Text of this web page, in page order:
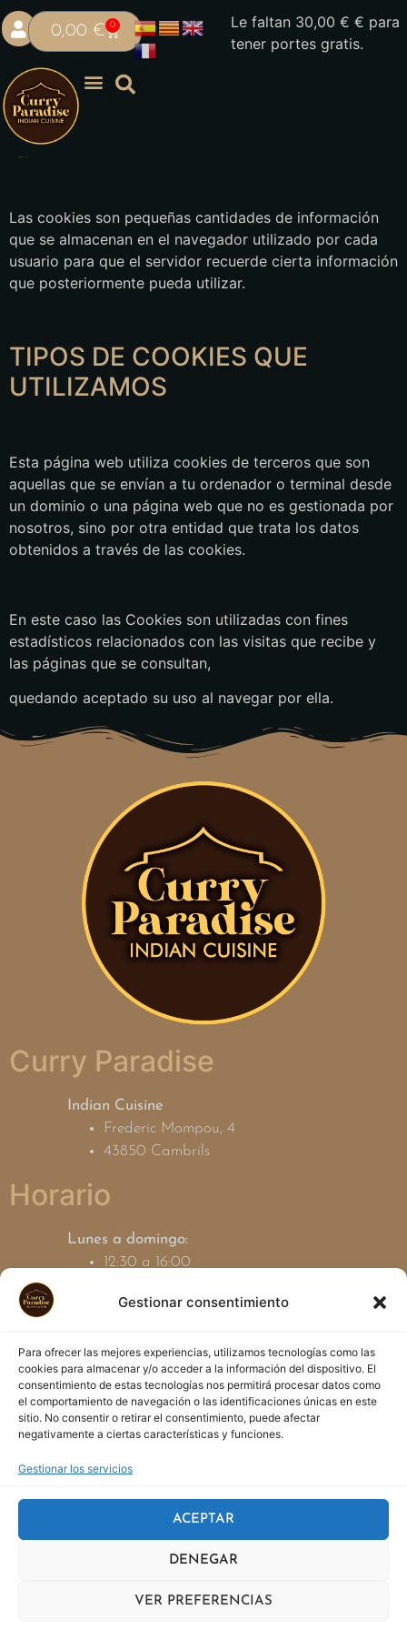
Gestionar consentimiento
Para ofrecer las mejores experiencias, utilizamos tecnologías como las
cookies para almacenar y/o acceder a la información del dispositivo. El
consentimiento de estas tecnologías nos permitirá procesar datos como
el comportamiento de navegación o las identificaciones únicas en este
sitio. No consentir o retirar el consentimiento, puede afectar
negativamente a ciertas características y funciones.
Gestionar los servicios
ACEPTAR
DENEGAR
VER PREFERENCIAS
0,00 € 0 Le faltan 30,00€ € para
tener portes gratis.
Las cookies son pequeñas cantidades de información
que se almacenan en el navegador utilizado por cada
usuario para que el servidor recuerde cierta información
que posteriormente pueda utilizar.
TIPOS DE COOKIES QUE
UTILIZAMOS
Esta página web utiliza cookies de terceros que son
aquellas que se envían a tu ordenador o terminal desde
un dominio o una página web que no es gestionada por
nosotros, sino por otra entidad que trata los datos
obtenidos a través de las cookies.
En este caso las Cookies son utilizadas con fines
estadísticos relacionados con las visitas que recibe y
las páginas que se consultan,
quedando aceptado su uso al navegar por ella.
Curry Paradise
Indian Cuisine
Frederic Mompou, 4
43850 Cambrils
Horario
Lunes a domingo:
12:30 a 16:00
Contacto
877 65 01 78
info@curryparadise.es